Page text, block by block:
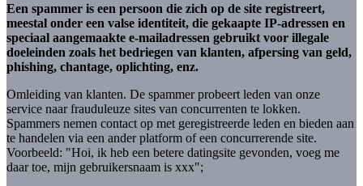
Een spammer is een persoon die zich op de site registreert,
meestal onder een valse identiteit, die gekaapte IP-adressen en
speciaal aangemaakte e-mailadressen gebruikt voor illegale
doeleinden zoals het bedriegen van klanten, afpersing van geld,
phishing, chantage, oplichting, enz.
Omleiding van klanten. De spammer probeert leden van onze
service naar frauduleuze sites van concurrenten te lokken.
Spammers nemen contact op met geregistreerde leden en bieden aan
te handelen via een ander platform of een concurrerende site.
Voorbeeld: "Hoi, ik heb een betere datingsite gevonden, voeg me
daar toe, mijn gebruikersnaam is xxx";